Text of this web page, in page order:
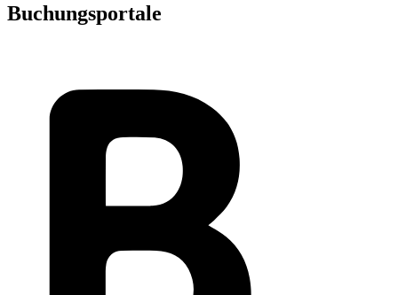
Buchungsportale